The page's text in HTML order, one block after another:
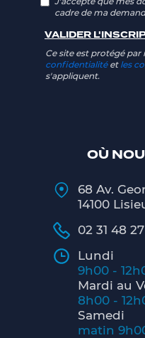
OÙ
68 Av.
14100
02 31 48
Lundi
9h00 -
Mardi au
8h00 -
Samedi
matin
cadre de ma
Ce site est protégé par
confidentialitéet les
s'appliquent.